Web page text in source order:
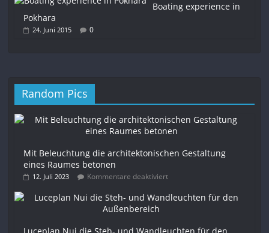
Boating experience in
Pokhara
24. Juni 2015 0
Random Pics
Mit Beleuchtung die architektonischen Gestaltung
eines Raumes betonen
12. Juli 2023 Kommentare deaktiviert